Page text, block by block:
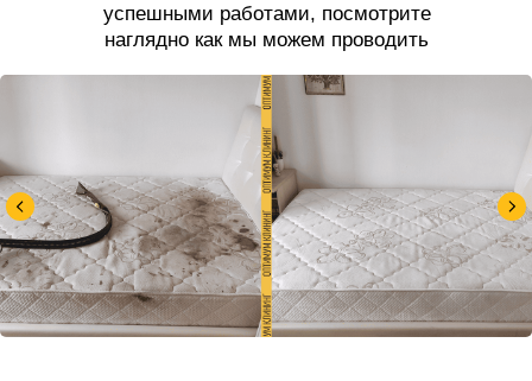
успешными работами, посмотрите
наглядно как мы можем проводить